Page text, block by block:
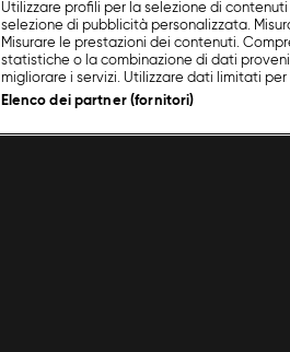
Utilizzare profili per la selezione di
selezione di pubblicità personalizzata.
Misurare le prestazioni dei contenuti.
statistiche o la combinazione di dati
migliorare i servizi. Utilizzare dati limitati
Elenco dei partner (fornitori)